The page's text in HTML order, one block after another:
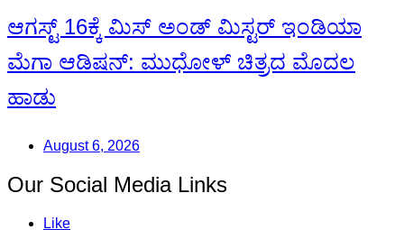
ಆಗಸ್ಟ್ 16ಕ್ಕೆ ಮಿಸ್ ಅಂಡ್ ಮಿಸ್ಟರ್ ಇಂಡಿಯಾ
ಮೆಗಾ ಆಡಿಷನ್: ಮುಧೋಳ್ ಚಿತ್ರದ ಮೊದಲ
ಹಾಡು
August 6, 2026
Our Social Media Links
Like